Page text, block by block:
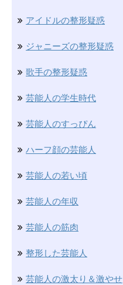
アイドルの整形疑惑
ジャニーズの整形疑惑
歌手の整形疑惑
芸能人の学生時代
芸能人のすっぴん
ハーフ顔の芸能人
芸能人の若い頃
芸能人の年収
芸能人の筋肉
整形した芸能人
芸能人の激太り＆激やせ